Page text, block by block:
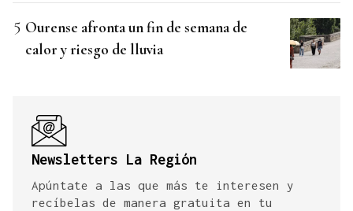
Ourense afronta un fin de semana de
calor y riesgo de lluvia
Newsletters La Región
Apúntate a las que más te interesen y
recíbelas de manera gratuita en tu